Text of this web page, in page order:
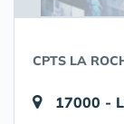
CPTS LA
17000 -